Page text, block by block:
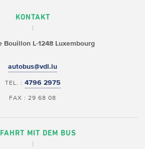
KONTAKT
BouillonL-1248 Luxembourg
autobus@vdl.lu
TEL. : 4796 2975
FAX : 29 68 08
MIT DEM BUS